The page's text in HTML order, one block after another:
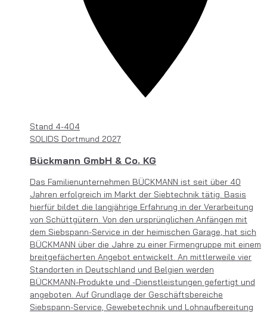
Stand 4-404
SOLIDS Dortmund 2027
Bückmann GmbH & Co. KG
Das Familienunternehmen BÜCKMANN ist seit über 40
Jahren erfolgreich im Markt der Siebtechnik tätig. Basis
hierfür bildet die langjährige Erfahrung in der Verarbeitung
von Schüttgütern. Von den ursprünglichen Anfängen mit
dem Siebspann-Service in der heimischen Garage, hat sich
BÜCKMANN über die Jahre zu einer Firmengruppe mit einem
breitgefächerten Angebot entwickelt. An mittlerweile vier
Standorten in Deutschland und Belgien werden
BÜCKMANN-Produkte und -Dienstleistungen gefertigt und
angeboten. Auf Grundlage der Geschäftsbereiche
Siebspann-Service, Gewebetechnik und Lohnaufbereitung